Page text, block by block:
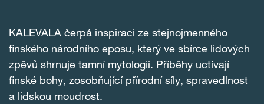
KALEVALA čerpá inspiraci ze stejnojmenného
finského národního eposu, který ve sbírce lidových
zpěvů shrnuje tamní mytologii. Příběhy uctívají
finské bohy, zosobňující přírodní síly, spravedlnost
a lidskou moudrost.